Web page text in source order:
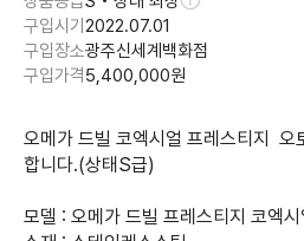
구입시기 2022.07.01
구입장소광주신세계백화점
구입가격5,400,000원
오메가 드빌 코엑시얼 프레스티지  오
합니다.(상태S급)​
모델 : 오메가 드빌 프레스티지 코